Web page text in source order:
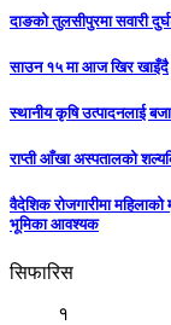
दाङको तुलसीपुरमा सवारी
साउन १५ मा आज खिर खाइँदै
स्थानीय कृषि उत्पादनलाई
राप्ती आँखा अस्पतालको
वैदेशिक रोजगारीमा
भूमिका आवश्यक
सिफारिस
१